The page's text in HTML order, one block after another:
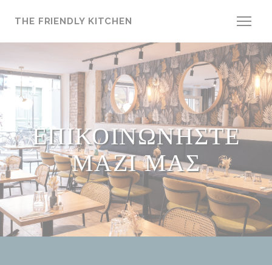
THE FRIENDLY KITCHEN
ΕΠΙΚΟΙΝΩΝΉΣΤΕ
ΜΑΖΊ ΜΑΣ